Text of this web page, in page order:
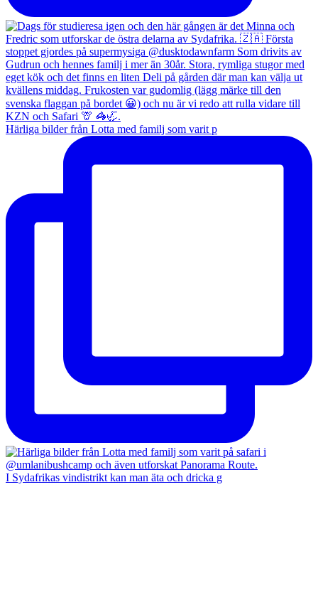
Härliga bilder från Lotta med familj som varit p
I Sydafrikas vindistrikt kan man äta och dricka g